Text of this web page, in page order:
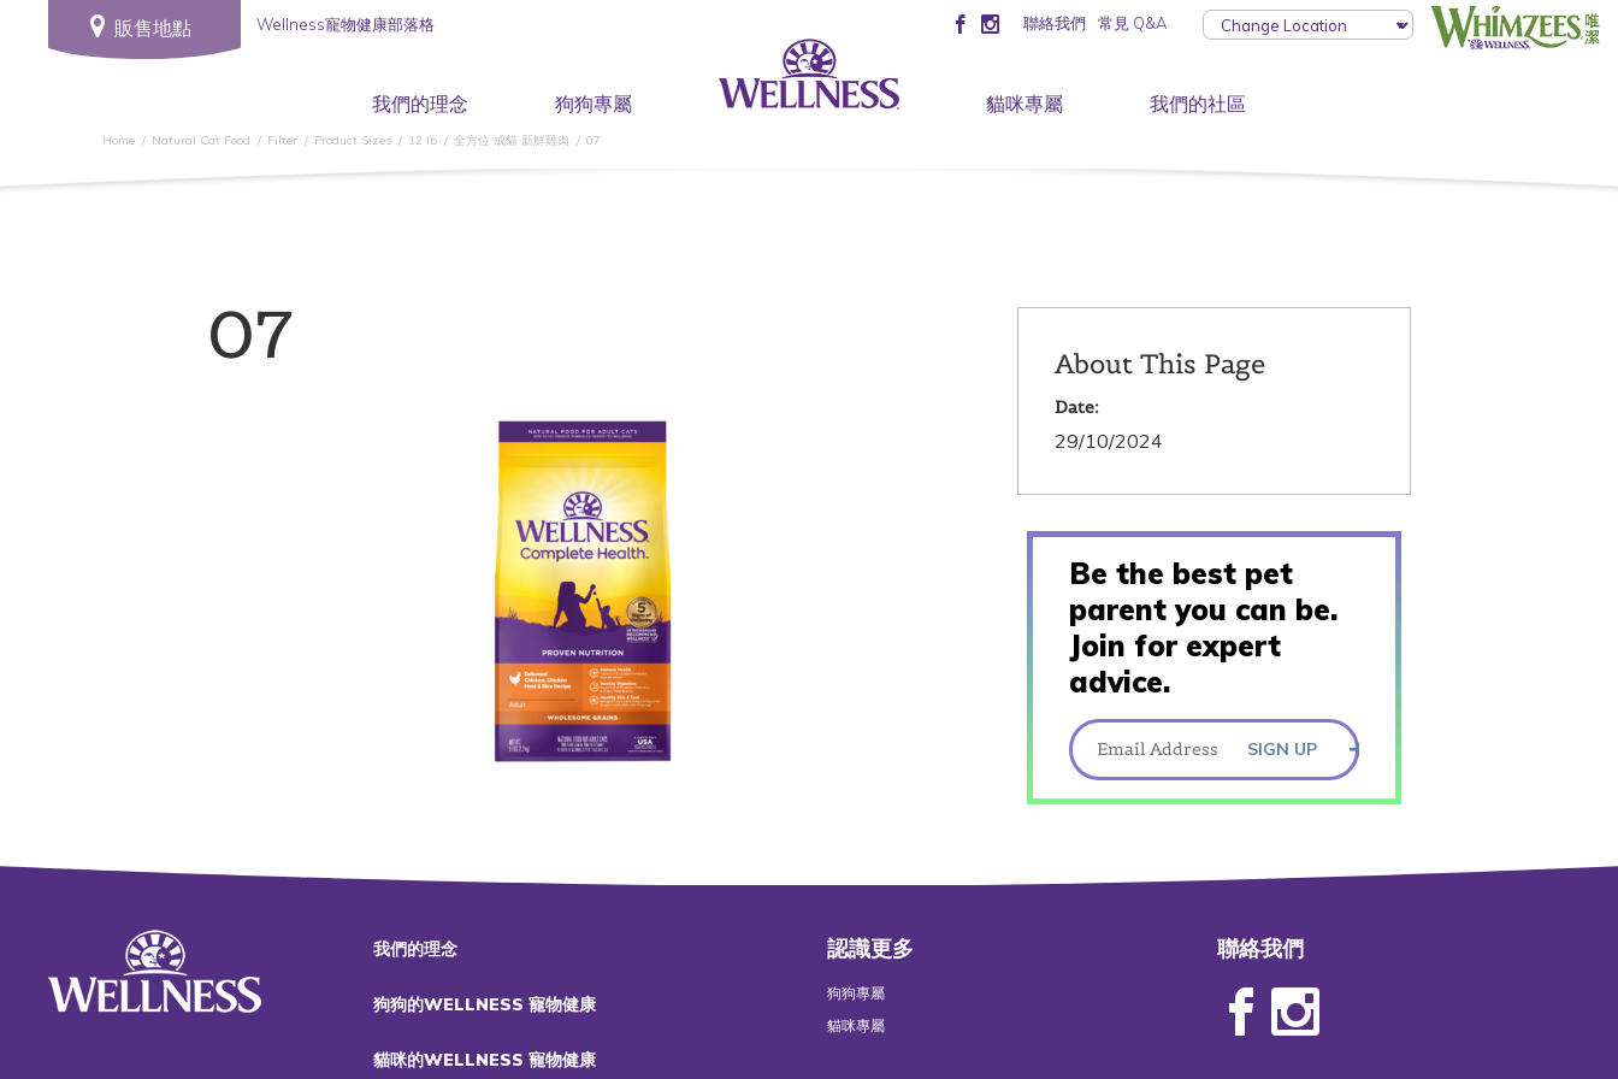
販售地點 Wellness寵物健康部落格 聯絡我們 常見 Q&A
我們的理念 狗狗專屬 貓咪專屬 我們的社區
Home Natural Cat Food Filter Product Sizes 12 lb 全方位 成貓 新鮮雞肉 07
07 About This Page
Date:
29/10/2024
Be the best pet
parent you can be.
Join for expert
advice.
SIGN UP
我們的理念
狗狗的WELLNESS 寵物健康
貓咪的WELLNESS 寵物健康
認識更多
狗狗專屬
貓咪專屬
聯絡我們